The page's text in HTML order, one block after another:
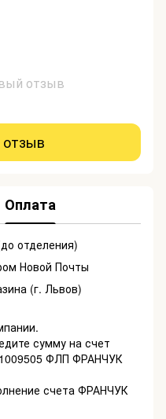
отзыв
Оплата
отделения)
Новой Почты
(г. Львов)
сумму на счет
ФЛП ФРАНЧУК
счета ФРАНЧУК